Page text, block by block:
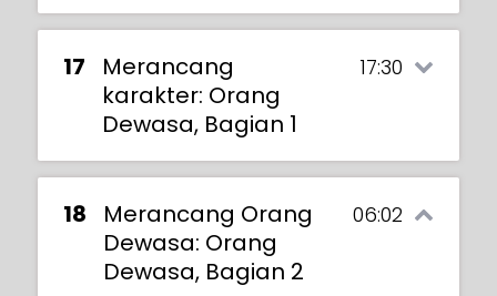
This lesson builds on the previous one of
designing animal characters. Maria walks
17
Merancang
karakter: Orang
Dewasa, Bagian 1
17:30
18
Merancang Orang
Dewasa: Orang
Dewasa, Bagian 2
06:02